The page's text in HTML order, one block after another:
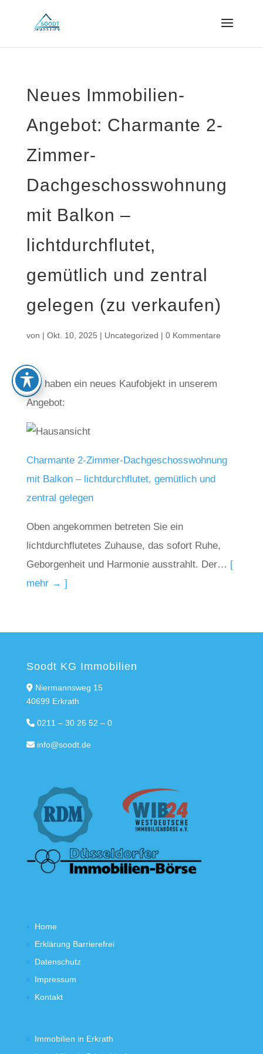
Neues Immobilien-
Angebot: Charmante 2-
Zimmer-
Dachgeschosswohnung
mit Balkon –
lichtdurchflutet,
gemütlich und zentral
gelegen (zu verkaufen)
von | Okt. 10, 2025 | Uncategorized | 0 Kommentare
Wir haben ein neues Kaufobjekt in unserem
Angebot:
Charmante 2-Zimmer-Dachgeschosswohnung
mit Balkon – lichtdurchflutet, gemütlich und
zentral gelegen
Oben angekommen betreten Sie ein
lichtdurchflutetes Zuhause, das sofort Ruhe,
Geborgenheit und Harmonie ausstrahlt. Der… [
mehr → ]
Soodt KG Immobilien
Niermannsweg 15
40699 Erkrath
0211 – 30 26 52 – 0
info@soodt.de
Home
Erklärung Barrierefrei
Datenschutz
Impressum
Kontakt
Immobilien in Erkrath